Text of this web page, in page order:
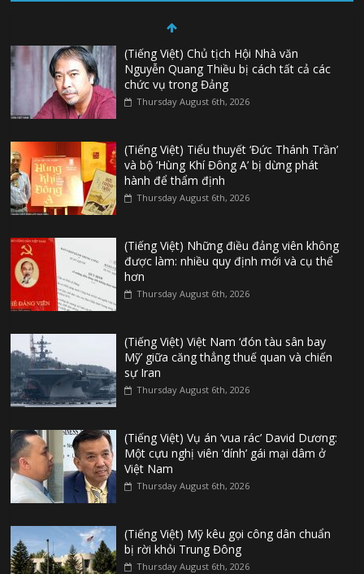
(Tiếng Việt) Chủ tịch Hội Nhà văn
Nguyễn Quang Thiều bị cách tất cả các
chức vụ trong Đảng
Thursday August 6th, 2026
(Tiếng Việt) Tiểu thuyết ‘Đức Thánh Trần’
và bộ ‘Hùng Khí Đông A’ bị dừng phát
hành để thẩm định
Thursday August 6th, 2026
(Tiếng Việt) Những điều đảng viên không
được làm: nhiều quy định mới và cụ thể
hơn
Thursday August 6th, 2026
(Tiếng Việt) Việt Nam ‘đón tàu sân bay
Mỹ’ giữa căng thẳng thuế quan và chiến
sự Iran
Thursday August 6th, 2026
(Tiếng Việt) Vụ án ‘vua rác’ David Dương:
Một cựu nghị viên ‘dính’ gái mại dâm ở
Việt Nam
Thursday August 6th, 2026
(Tiếng Việt) Mỹ kêu gọi công dân chuẩn
bị rời khỏi Trung Đông
Thursday August 6th, 2026